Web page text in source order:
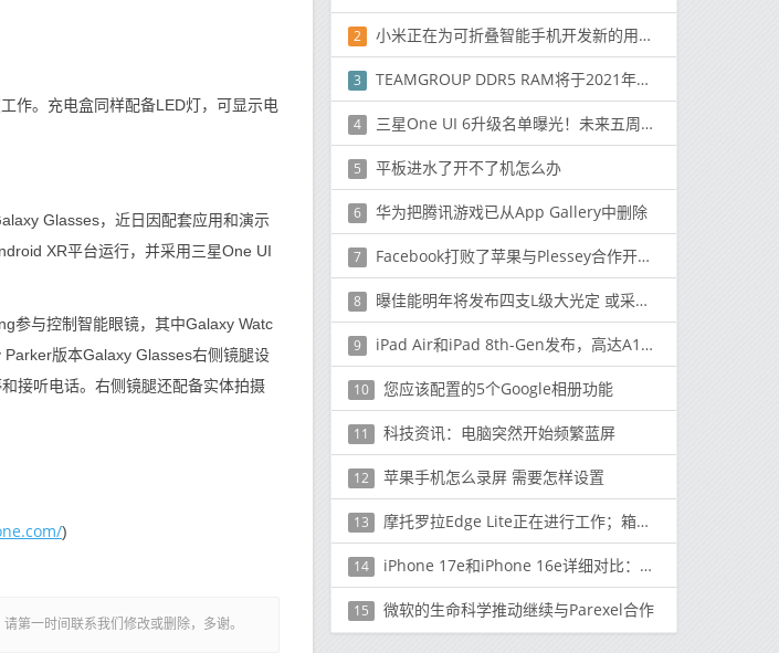
作。充电盒同样配备LED灯，可显示电
Glasses，近日因配套应用和演示
XR平台运行，并采用三星One UI
与控制智能眼镜，其中Galaxy Watc
版本Galaxy Glasses右侧镜腿设
接听电话。右侧镜腿还配备实体拍摄
)
第一时间联系我们修改或删除，多谢。
2 小米正在为可折叠智能手机开发新的用户界面
3 TEAMGROUP DDR5 RAM将于2021年发布
4 三星One UI 6升级名单曝光！未来五周内全部完成推送
5 平板进水了开不了机怎么办
6 华为把腾讯游戏已从App Gallery中删除
7 Facebook打败了苹果与Plessey合作开发增强现实眼镜
8 曝佳能明年将发布四支L级大光定 或采用一种全新技术
9 iPad Air和iPad 8th-Gen发布，高达A14 Bionic芯片组和USB Type-C端口支持
10 您应该配置的5个Google相册功能
11 科技资讯：电脑突然开始频繁蓝屏
12 苹果手机怎么录屏 需要怎样设置
13 摩托罗拉Edge Lite正在进行工作；箱包FCC认证
14 iPhone 17e和iPhone 16e详细对比：升级点都在这了
15 微软的生命科学推动继续与Parexel合作